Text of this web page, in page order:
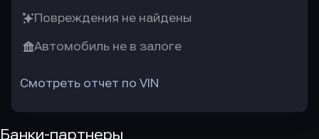
Повреждения не найдены
Автомобиль не в залоге
Смотреть отчет по VIN
Банки-партнеры